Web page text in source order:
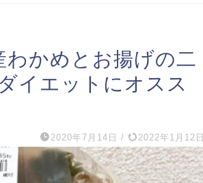
わかめとお揚げの二
イエットにオスス
2020年7月14日 / 2022年1月12日